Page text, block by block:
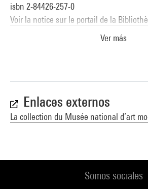
isbn 2-84426-257-0
Voir la notice sur le portail de la
Ver más
Enlaces externos
La collection du Musée national d’art
Somos sociales